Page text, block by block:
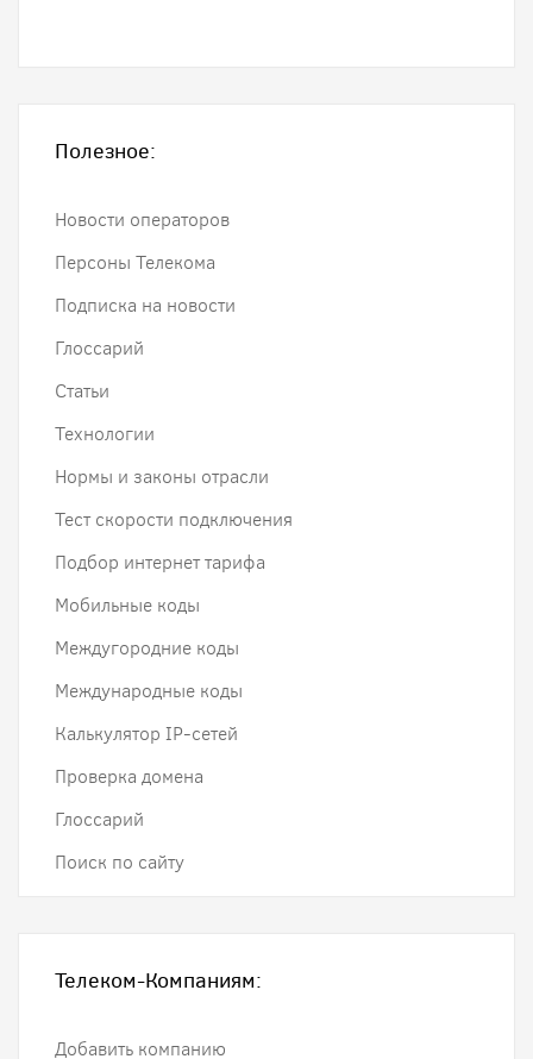
Полезное:
Новости операторов
Персоны Телекома
Подписка на новости
Глоссарий
Статьи
Технологии
Нормы и законы отрасли
Тест скорости подключения
Подбор интернет тарифа
Мобильные коды
Междугородние коды
Международные коды
Калькулятор IP-сетей
Проверка домена
Глоссарий
Поиск по сайту
Телеком-Компаниям:
Добавить компанию